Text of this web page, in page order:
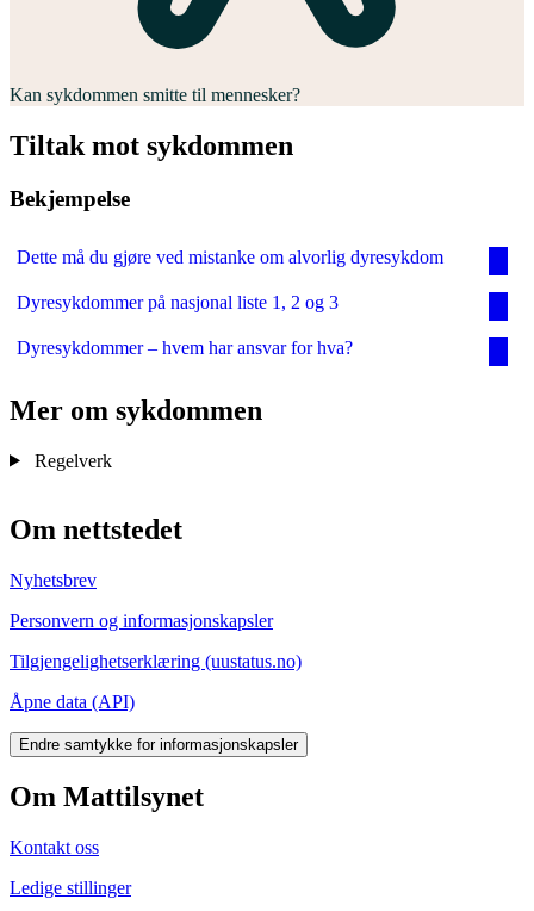
Kan sykdommen smitte til mennesker?
Tiltak mot sykdommen
Bekjempelse
Dette må du gjøre ved mistanke om alvorlig dyresykdom
Dyresykdommer på nasjonal liste 1, 2 og 3
Dyresykdommer – hvem har ansvar for hva?
Mer om sykdommen
Regelverk
Om nettstedet
Nyhetsbrev
Personvern og informasjonskapsler
Tilgjengelighetserklæring (uustatus.no)
Åpne data (API)
Endre samtykke for informasjonskapsler
Om Mattilsynet
Kontakt oss
Ledige stillinger